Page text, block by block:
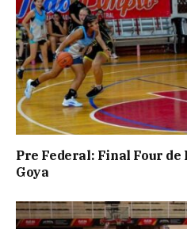
Pre Federal: Final Four
Goya